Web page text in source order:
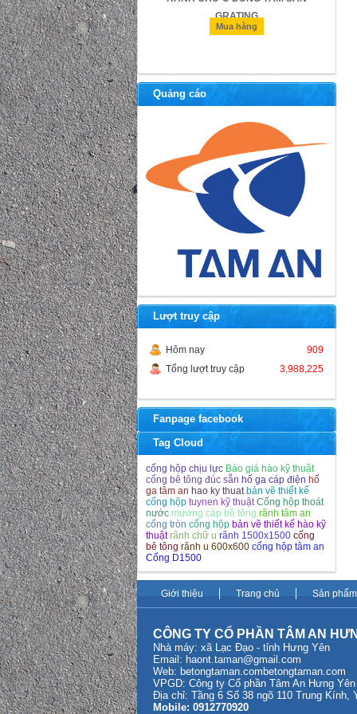
Mua hàng
GRATING
Mua hàng
Quảng cáo
Lượt truy cập
Hôm nay
909
Tổng lượt truy cập
3,988,225
Fanpage facebook
Tag Cloud
cống hộp chịu lực Báo giá hào kỹ thuật
cống bê tông đúc sẵn hố ga cáp điện hố
ga tâm an hao ky thuat bản vẽ thiết kế
cống hộp tuynen kỹ thuật Cống hộp thoát
nước mương cáp bê tông rãnh tâm an
cống tròn cống hộp bản vẽ thiết kế hào kỹ
thuật rãnh chữ u rãnh 1500x1500 cống
bê tông rãnh u 600x600 cống hộp tâm an
Cống D1500
Giới thiệu Trang chủ Sản phẩm
CÔNG TY CỔ PHẦN TÂM AN
Nhà máy: xã Lạc Đạo - tỉnh Hưng Yên
Email: haont.taman@gmail.com
Web: betongtaman.com betongtaman.com
VPGD: Công ty Cổ phần Tâm An Hưng Yên
Địa chỉ: Tầng 6 Số 38 ngõ 110 Trung Kính,
Mobile: 0912770920